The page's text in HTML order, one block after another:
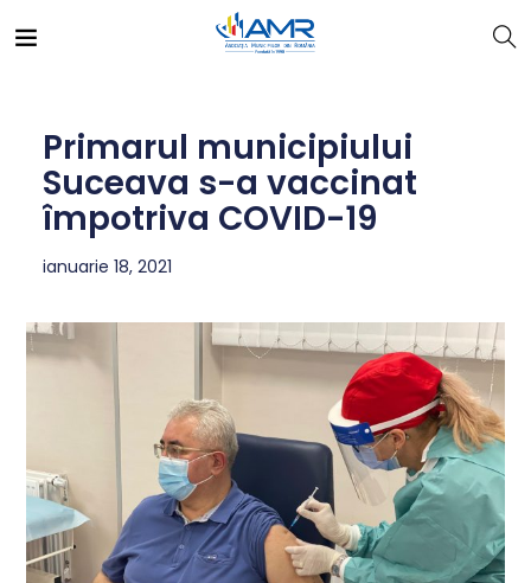
Primarul municipiului
Suceava s-a vaccinat
împotriva COVID-19
ianuarie 18, 2021